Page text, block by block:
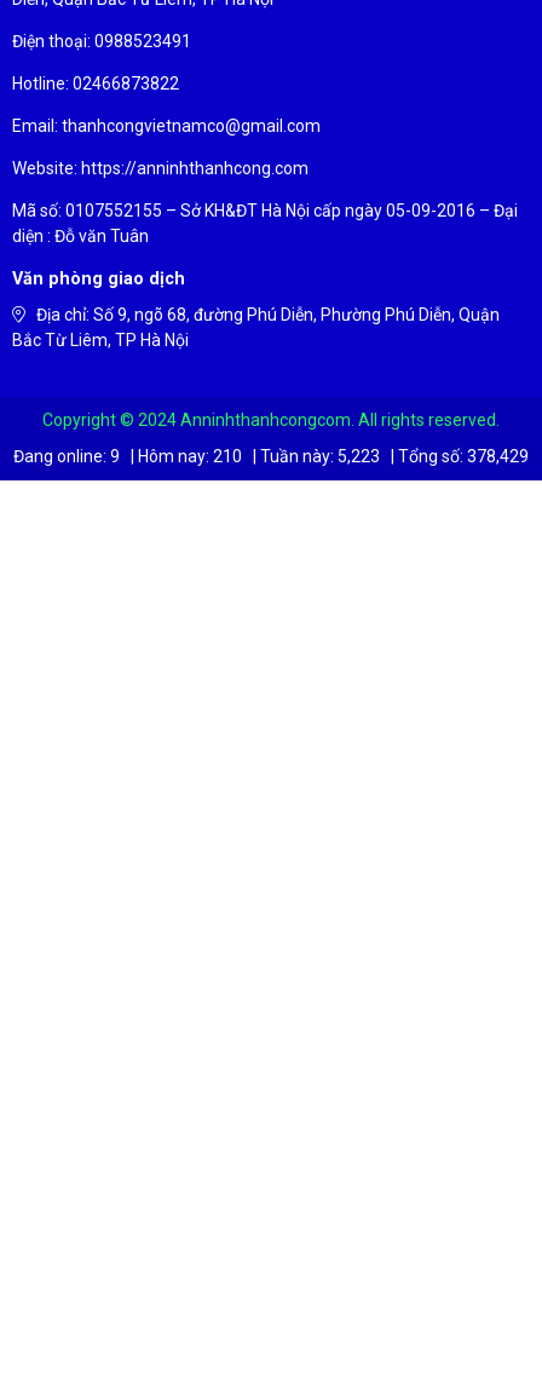
Điện thoại: 0988523491
Hotline: 02466873822
Email: thanhcongvietnamco@gmail.com
Website: https://anninhthanhcong.com
Mã số: 0107552155 – Sở KH&ĐT Hà Nội cấp ngày 05-09-2016 – Đại
diện : Đỗ văn Tuân
Văn phòng giao dịch
Địa chỉ: Số 9, ngõ 68, đường Phú Diễn, Phường Phú Diễn, Quận
Bắc Từ Liêm, TP Hà Nội
Copyright © 2024 Anninhthanhcongcom. All rights reserved.
Đang online: 9 Hôm nay: 210 Tuần này: 5,223 Tổng số: 378,429